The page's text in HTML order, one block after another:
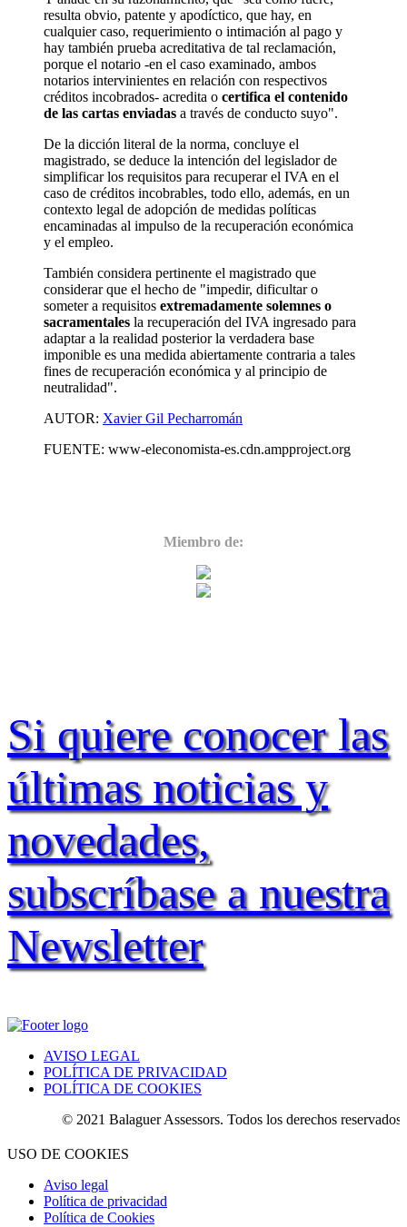
resulta obvio, patente y apodíctico, que hay, en
cualquier caso, requerimiento o intimación al pago y
hay también prueba acreditativa de tal reclamación,
porque el notario -en el caso examinado, ambos
notarios intervinientes en relación con respectivos
créditos incobrados- acredita o certifica el contenido
de las cartas enviadas a través de conducto suyo".
De la dicción literal de la norma, concluye el
magistrado, se deduce la intención del legislador de
simplificar los requisitos para recuperar el IVA en el
caso de créditos incobrables, todo ello, además, en un
contexto legal de adopción de medidas políticas
encaminadas al impulso de la recuperación económica
y el empleo.
También considera pertinente el magistrado que
considerar que el hecho de "impedir, dificultar o
someter a requisitos extremadamente solemnes o
sacramentales la recuperación del IVA ingresado para
adaptar a la realidad posterior la verdadera base
imponible es una medida abiertamente contraria a tales
fines de recuperación económica y al principio de
neutralidad".
AUTOR: Xavier Gil Pecharromán
FUENTE: www-eleconomista-es.cdn.ampproject.org
Miembro de:
Si quiere conocer las
últimas noticias y
novedades,
subscríbase a nuestra
Newsletter
AVISO LEGAL
POLÍTICA DE PRIVACIDAD
POLÍTICA DE COOKIES
© 2021 Balaguer Assessors. Todos los derechos reservados.
USO DE COOKIES
Aviso legal
Política de privacidad
Política de Cookies